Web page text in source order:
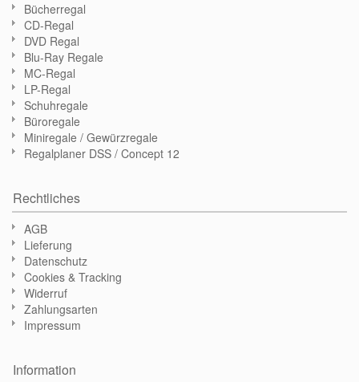
Bücherregal
CD-Regal
DVD Regal
Blu-Ray Regale
MC-Regal
LP-Regal
Schuhregale
Büroregale
Miniregale / Gewürzregale
Regalplaner DSS / Concept 12
Rechtliches
AGB
Lieferung
Datenschutz
Cookies & Tracking
Widerruf
Zahlungsarten
Impressum
Information